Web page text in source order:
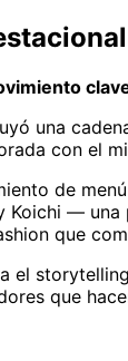
una
con el
de
— una
que
el
que